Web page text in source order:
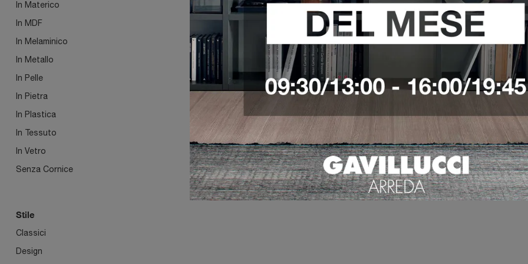
In Materico
In MDF
In Melaminico
In Metallo
In Pelle
In Pietra
In Plastica
In Tessuto
In Vetro
Senza Cornice
Stile
Classici
Design
VEDI DI PIÙ
OSIRIDE
VEDI DI PIÙ
SETH 170